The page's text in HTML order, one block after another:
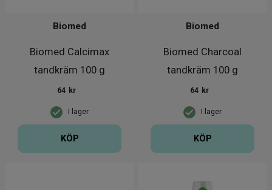
Biomed Calcimax
tandkräm 100 g
Biomed
I lager
64 kr
KÖP
Biomed Charcoal
tandkräm 100 g
Biomed
I lager
64 kr
KÖP